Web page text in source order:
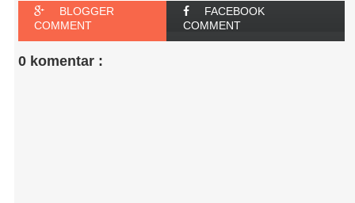
BLOGGER
COMMENT
FACEBOOK
COMMENT
0 komentar :